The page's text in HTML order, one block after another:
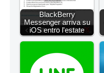
BlackBerry
Messenger arriva su
iOS entro l'estate